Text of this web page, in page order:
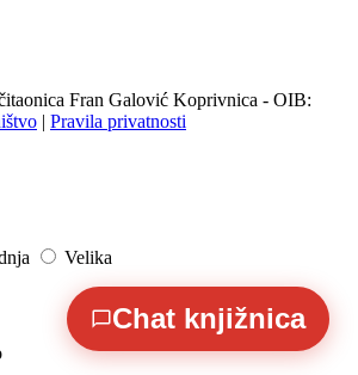
Fran Galović Koprivnica - OIB:
| Pravila privatnosti
Velika
Chat knjižnica